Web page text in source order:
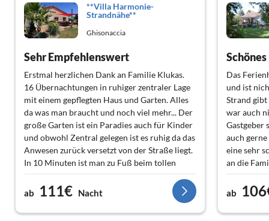
**Villa Harmonie-
Strandnähe**
Ghisonaccia
Sehr Empfehlenswert
Erstmal herzlichen Dank an Familie Klukas.
16 Übernachtungen in ruhiger zentraler Lage
mit einem gepflegten Haus und Garten. Alles
da was man braucht und noch viel mehr... Der
große Garten ist ein Paradies auch für Kinder
und obwohl Zentral gelegen ist es ruhig da das
Anwesen zurück versetzt von der Straße liegt.
In 10 Minuten ist man zu Fuß beim tollen
Bäcker oder im Supermarkt.
Ca. 5 Kilometer entfernt an einem schönen
Fahrrad zu erreichen. Im Hintergrund tolle
ab 111€ Nacht
Das
und ist
Strand gibt
war auch
Gastgeber
auch
eine sehr
an die
ab